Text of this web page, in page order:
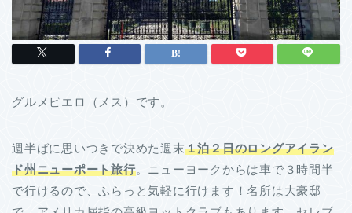
グルメピエロ（メス）です。
週半ばに思いつきで決めた週末１泊２日のロングアイラン
ド州ニューポート旅行。ニューヨークからは車で３時間半
で行けるので、ふらっと気軽に行けます！名所は大豪邸